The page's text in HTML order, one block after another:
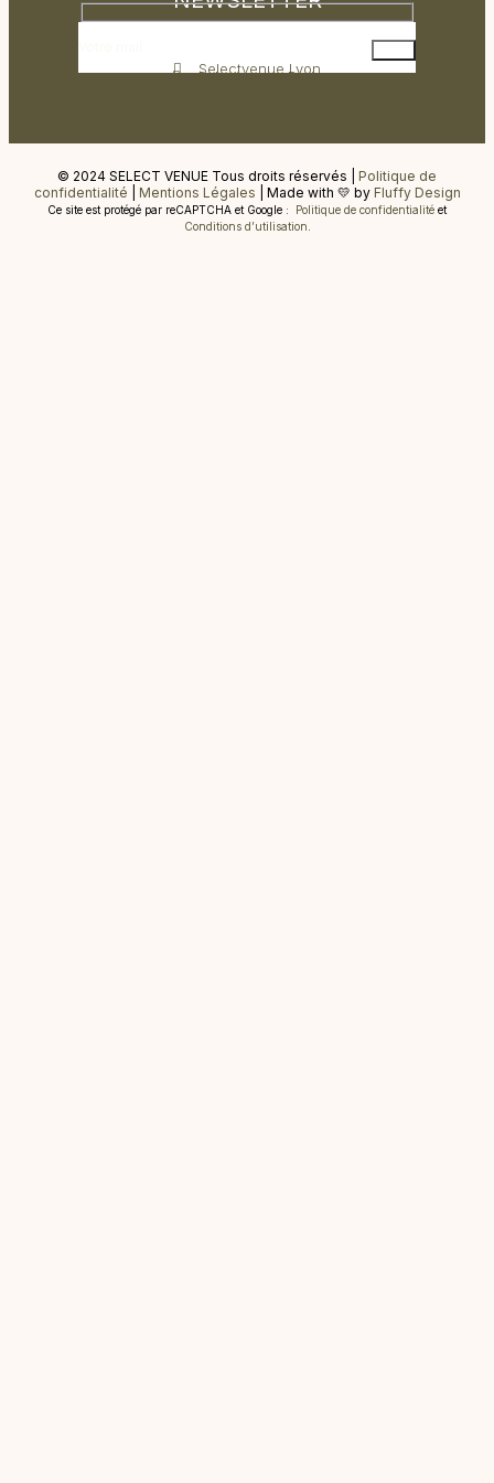
Selectvenue Lyon
Selectvenue Paris
© 2024 SELECT VENUE Tous droits réservés | Politique de
confidentialité
Mentions Légales | Made with 💛 by Fluffy Design
Ce site est protégé par reCAPTCHA et Google : Politique de confidentialité et
Conditions d’utilisation